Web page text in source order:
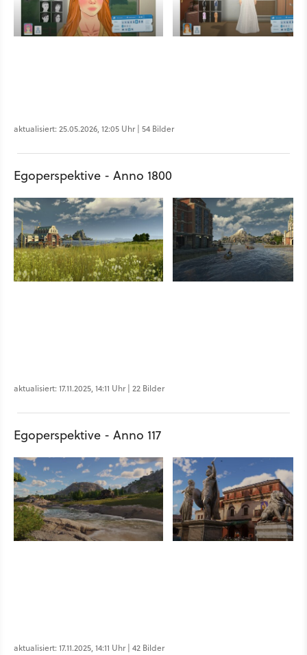
aktualisiert: 25.05.2026, 12:05 Uhr | 54 Bilder
Egoperspektive - Anno 1800
aktualisiert: 17.11.2025, 14:11 Uhr | 22 Bilder
Egoperspektive - Anno 117
aktualisiert: 17.11.2025, 14:11 Uhr | 42 Bilder